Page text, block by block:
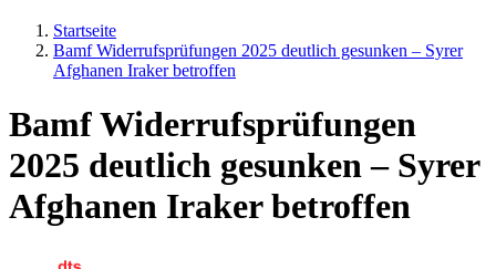
Startseite
Bamf Widerrufsprüfungen 2025 deutlich gesunken – Syrer
Afghanen Iraker betroffen
Bamf Widerrufsprüfungen
2025 deutlich gesunken – Syrer
Afghanen Iraker betroffen